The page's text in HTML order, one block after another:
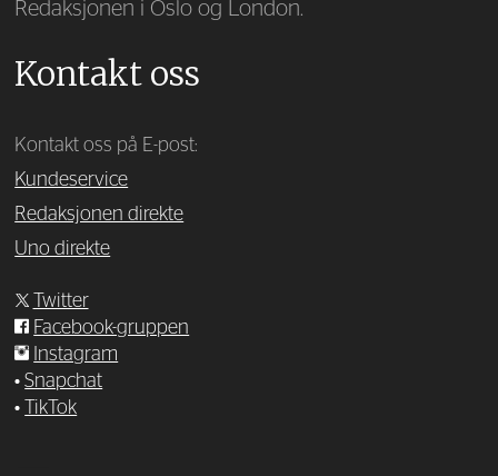
Redaksjonen i Oslo og London.
Kontakt oss
Kontakt oss på E-post:
Kundeservice
Redaksjonen direkte
Uno direkte
Twitter
Facebook-gruppen
Instagram
•Snapchat
•
TikTok